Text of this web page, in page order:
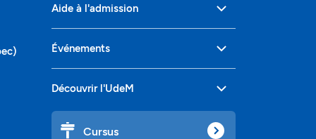
Aide à l'admission
Événements
Découvrir l'UdeM
Cursus